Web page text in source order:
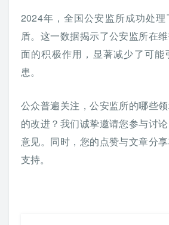
2024年，全国公安监所成功处
盾。这一数据揭示了公安监所在
面的积极作用，显著减少了可能
患。
公众普遍关注，公安监所的哪些
的改进？我们诚挚邀请您参与讨
意见。同时，您的点赞与文章分
支持。